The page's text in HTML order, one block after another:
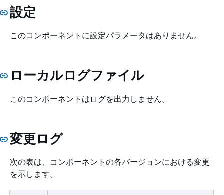
設定
このコンポーネントに設定パラメータはありません。
ローカルログファイル
このコンポーネントはログを出力しません。
変更ログ
次の表は、コンポーネントの各バージョンにおける変更
を示します。